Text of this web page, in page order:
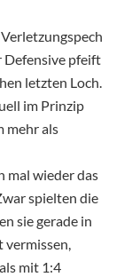
Defensive pfeift
letzten Loch.
im Prinzip
mehr als
mal wieder das
spielten die
sie gerade in
vermissen,
mit 1:4